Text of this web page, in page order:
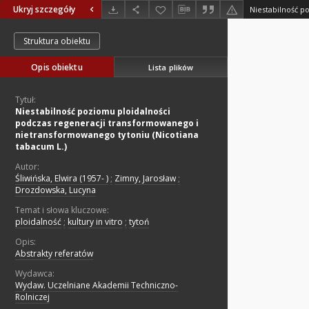
Ukryj szczegóły
Struktura obiektu
Opis obiektu Lista plików
Tytuł:
Niestabilność poziomu ploidalności
podczas regeneracji transformowanego i
nietransformowanego tytoniu (Nicotiana
tabacum L.)
Autor:
Śliwińska, Elwira (1957- ) ; Zimny, Jarosław ;
Drozdowska, Lucyna
Temat i słowa kluczowe:
ploidalność ; kultury in vitro ; tytoń
Opis:
Abstrakty referatów
Wydawca:
Wydaw. Uczelniane Akademii Techniczno-
Rolniczej